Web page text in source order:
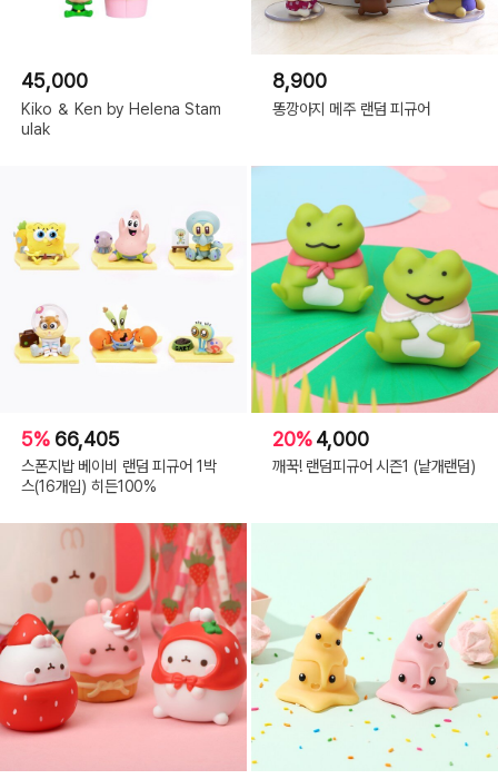
45,000
Kiko ＆ Ken by Helena Stam
ulak
8,900
똥깡아지 메주 랜덤 피규어
5% 66,405
스폰지밥 베이비 랜덤 피규어 1박
스(16개입) 히든100%
20%4,000
깨꾹! 랜덤피규어 시즌1 (낱개랜덤)